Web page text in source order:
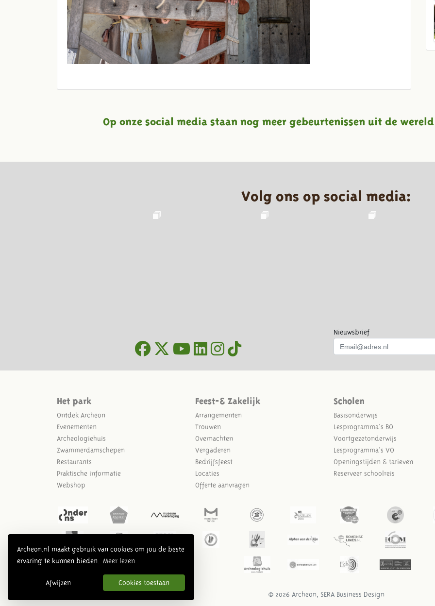
Archeon.nl maakt gebruik van cookies om jou de beste
ervaring te kunnen bieden.
Meer lezen
Afwijzen Cookies toestaan
Op onze social media staan nog meer gebeurtenissen uit de wereld
Volg ons op social media:
Nieuwsbrief
Het park
Ontdek Archeon
Evenementen
Archeologiehuis
Zwammerdamschepen
Restaurants
Praktische informatie
Webshop
Feest-& Zakelijk
Arrangementen
Trouwen
Overnachten
Vergaderen
Bedrijfsfeest
Locaties
Offerte aanvragen
Scholen
Basisonderwijs
Lesprogramma's BO
Voortgezetonderwijs
Lesprogramma's VO
Openingstijden & tarieven
Reserveer schoolreis
© 2026 Archeon, SERA Business Design